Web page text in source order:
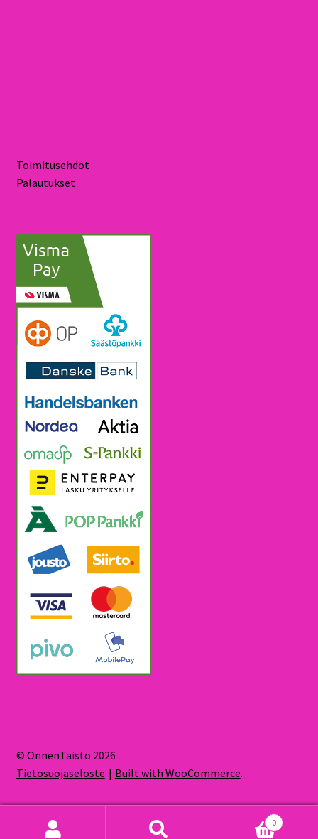
Toimitusehdot
Palautukset
© OnnenTaisto 2026
Tietosuojaseloste
Built with WooCommerce.
0